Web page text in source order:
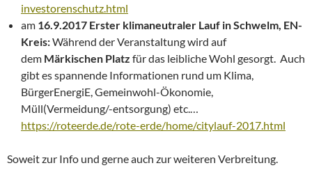
investorenschutz.html
am 16.9.2017 Erster klimaneutraler Lauf in Schwelm, EN-
Kreis:Während der Veranstaltung wird auf
dem Märkischen Platz für das leibliche Wohl gesorgt. Auch
gibt es spannende Informationen rund um Klima,
BürgerEnergiE, Gemeinwohl-Ökonomie,
Müll(Vermeidung/-entsorgung) etc.…
https://roteerde.de/rote-erde/home/citylauf-2017.html
Soweit zur Info und gerne auch zur weiteren Verbreitung.